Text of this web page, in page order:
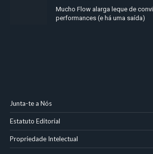
Mucho Flow alarga leque de
performances (e há uma saída)
Junta-te a Nós
Estatuto Editorial
Propriedade Intelectual